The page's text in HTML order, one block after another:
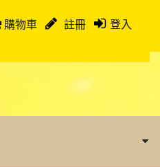
購物車 註冊 登入